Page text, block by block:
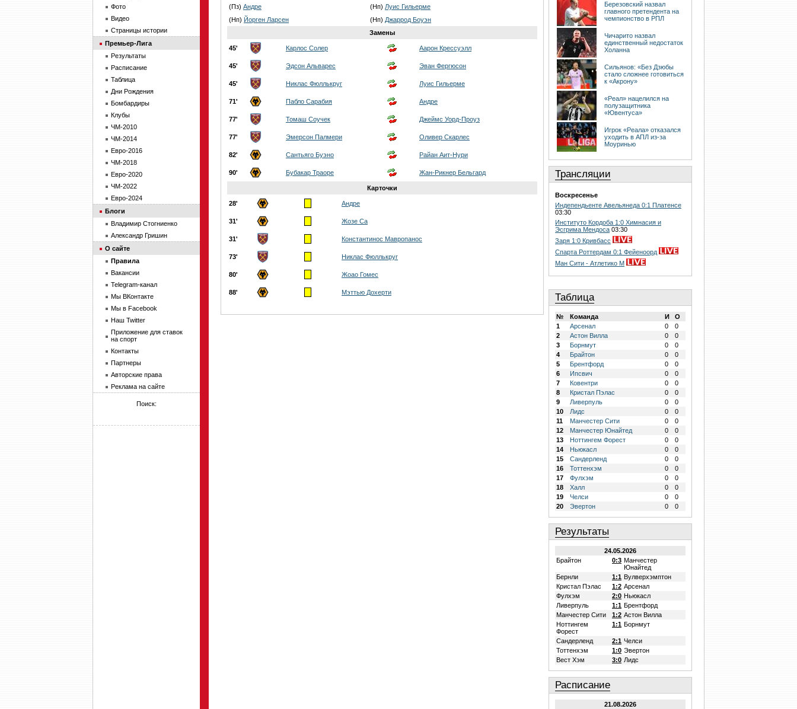
(Пз) Андре (Нп) Луис Гильерме
(Нп) Йорген Ларсен (Нп) Джаррод Боуэн
Замены
45' Карлос Солер Аарон Крессуэлл
45' Эдсон Альварес Эван Фергюсон
45' Никлас Фюллькруг Луис Гильерме
71' Пабло Сарабия Андре
77' Томаш Соучек Джеймс Уорд-Проуз
77' Эмерсон Палмери Оливер Скарлес
82' Сантьяго Буэно Райан Аит-Нури
90' Бубакар Траоре Жан-Рикнер Бельгард
Карточки
28' Андре
31' Жозе Са
31' Константинос Мавропанос
73' Никлас Фюллькруг
80' Жоао Гомес
88' Мэттью Дохерти
Березовский назвал
главного претендента на
чемпионство в РПЛ
Чичарито назвал
единственный недостаток
Холанна
Сильянов: «Без Дзюбы
стало сложнее готовиться
к «Акрону»
«Реал» нацелился на
полузащитника
«Ювентуса»
Игрок «Реала» отказался
уходить в АПЛ из-за
Моуринью
Трансляции
Воскресенье
Индепендьенте Авельянеда 0:1 Платенсе
03:30
Институто Кордоба 1:0 Химнасия и
Эсгрима Мендоса 03:30
Заря 1:0 Кривбасс
Спарта Роттердам 0:1 Фейеноорд
Ман Сити - Атлетико М
Таблица
№ Команда И
О
1
Арсенал 0
0
2
Астон Вилла 0
0
3
Борнмут 0
0
4
Брайтон 0
0
5
Брентфорд 0
0
6
Ипсвич 0
0
7
Ковентри 0
0
8
Кристал Пэлас 0
0
9
Ливерпуль 0
0
10
Лидс 0
0
11
Манчестер Сити 0
0
12
Манчестер Юнайтед 0
0
13
Ноттингем Форест 0
0
14
Ньюкасл 0
0
15
Сандерленд 0
0
16
Тоттенхэм 0
0
17
Фулхэм 0
0
18
Халл 0
0
19
Челси 0
0
20
Эвертон 0 0
Результаты
24.05.2026
Брайтон
0:3 Манчестер
Юнайтед
Бернли
1:1 Вулверхэмптон
Кристал Пэлас
1:2 Арсенал
Фулхэм
2:0 Ньюкасл
Ливерпуль
1:1 Брентфорд
Манчестер Сити
1:2 Астон Вилла
Ноттингем
Форест
1:1 Борнмут
Сандерленд 2:1 Челси
Тоттенхэм
1:0 Эвертон
Вест Хэм
3:0 Лидс
Расписание
21.08.2026
Фото
Видео
Страницы истории
Премьер-Лига
Результаты
Расписание
Таблица
Дни Рождения
Бомбардиры
Клубы
ЧМ-2010
ЧМ-2014
Евро-2016
ЧМ-2018
Евро-2020
ЧМ-2022
Евро-2024
Блоги
Владимир Стогниенко
Александр Гришин
О сайте
Правила
Вакансии
Telegram-канал
Мы ВКонтакте
Мы в Facebook
Наш Twitter
Приложение для ставок
на спорт
Контакты
Партнеры
Авторские права
Реклама на сайте
Поиск: